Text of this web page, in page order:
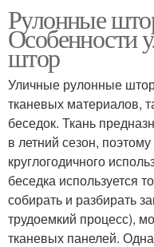
Рулонные
Особенности
штор
Уличные рулонные
тканевых материалов,
беседок. Ткань
в летний сезон,
круглогодичного
беседка используется
собирать и разбирать
трудоемкий процесс),
тканевых панелей.